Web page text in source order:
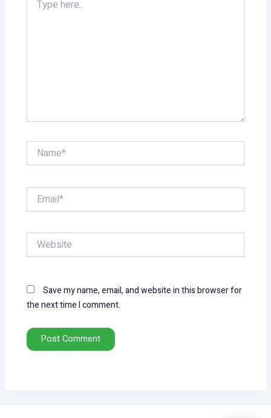
here..
Name*
Email*
Website
Save my name, email, and website in this browser for
the next time I comment.